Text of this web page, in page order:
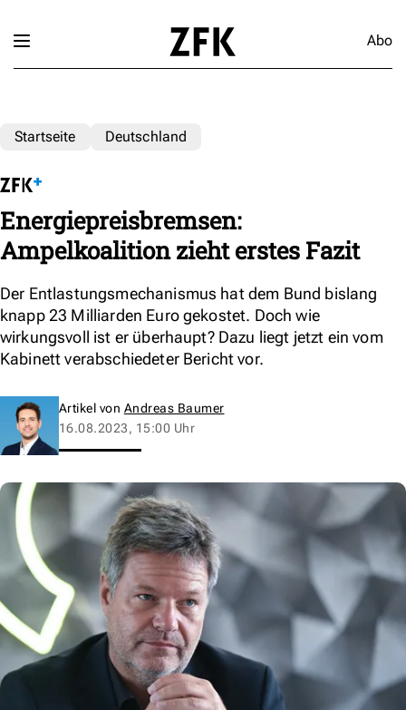
Abo
Startseite Deutschland
Energiepreisbremsen:
Ampelkoalition zieht erstes Fazit
Der Entlastungsmechanismus hat dem Bund bislang
knapp 23 Milliarden Euro gekostet. Doch wie
wirkungsvoll ist er überhaupt? Dazu liegt jetzt ein vom
Kabinett verabschiedeter Bericht vor.
Artikel von Andreas Baumer
16.08.2023, 15:00 Uhr